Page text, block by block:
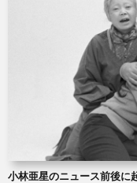
小林亜星のニュース前後に